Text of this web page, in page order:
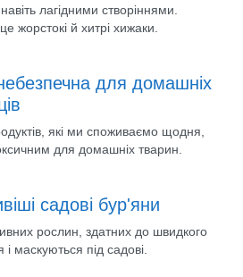
лагідними створіннями.
жорстокі й хитрі хижаки.
для домашніх
які ми споживаємо щодня,
для домашніх тварин.
садові бур'яни
рослин, здатних до швидкого
маскуються під садові.